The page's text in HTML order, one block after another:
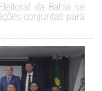
da Bahia se
conjuntas para